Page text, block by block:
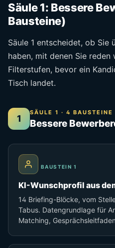
Säule 1: Bessere
Bausteine)
Säule 1 entscheidet, ob Sie
haben, mit denen Sie
Filterstufen, bevor ein
Tisch landet.
1
SÄULE 1 · 4 BAUSTEINE
Bessere
BAUSTEIN 1
KI-Wunschprofil aus
14 Briefing-Blöcke, vom
Tabus. Datengrundlage für
Matching,